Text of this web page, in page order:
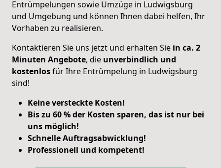
Entrümpelungen sowie Umzüge in Ludwigsburg
und Umgebung und können Ihnen dabei helfen, Ihr
Vorhaben zu realisieren.
Kontaktieren Sie uns jetzt und erhalten Sie in ca. 2
Minuten Angebote, die unverbindlich und
kostenlosfür Ihre Entrümpelung in Ludwigsburg
sind!
Keine versteckte Kosten!
Bis zu 60 % der Kosten sparen, das ist nur bei
uns möglich!
Schnelle Auftragsabwicklung!
Professionell und kompetent!